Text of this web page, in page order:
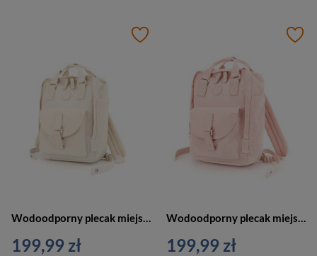
Wodoodporny plecak miejski w kremowym kolorze zamykany suwakiem i zawieszony na regulowanych szelkach - Himawari
199,99 zł
Wodoodporny plecak miejski w różowym kolorze zamykany suwakiem - Himawari
199,99 zł